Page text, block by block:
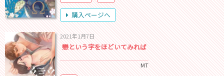
購入ページへ
2021年1月7日
戀という字をほどいてみれば
MT